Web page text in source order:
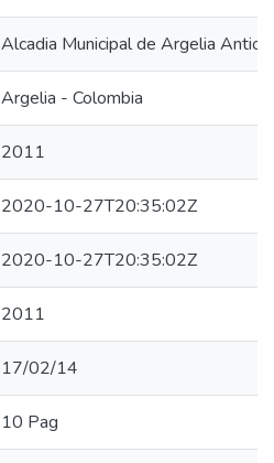
Alcadia Municipal de Argelia
Argelia - Colombia
2011
2020-10-27T20:35:02Z
2020-10-27T20:35:02Z
2011
17/02/14
10 Pag